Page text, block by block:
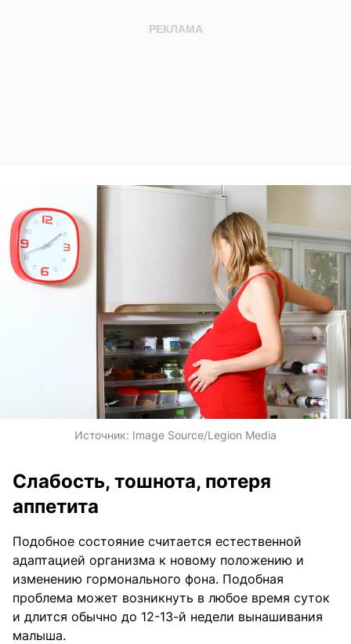
Источник: Image Source/Legion Media
Слабость, тошнота, потеря
аппетита
Подобное состояние считается естественной
адаптацией организма к новому положению и
изменению гормонального фона. Подобная
проблема может возникнуть в любое время суток
и длится обычно до 12-13-й недели вынашивания
малыша.